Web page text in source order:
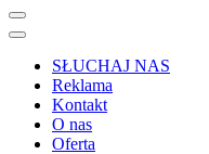
SŁUCHAJ NAS
Reklama
Kontakt
O nas
Oferta